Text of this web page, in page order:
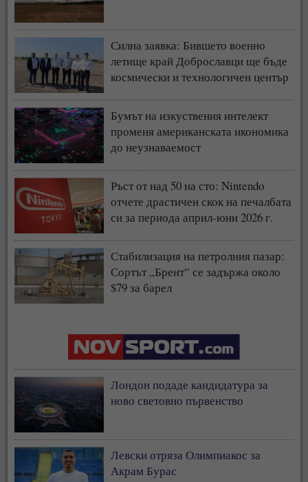
Силна заявка: Бившето военно
летище край Доброславци ще бъде
космически и технологичен център
(СНИМКИ + ВИДЕО)
Бумът на изкуствения интелект
променя американската икономика
до неузнаваемост
Ръст от над 50 на сто: Nintendo
отчете драстичен скок на печалбата
си за периода април-юни 2026 г.
Стабилизация на петролния пазар:
Сортът „Брент“ се задържа около
$79 за барел
Лондон подаде кандидатура за
ново световно първенство
Левски отряза Олимпиакос за
Акрам Бурас